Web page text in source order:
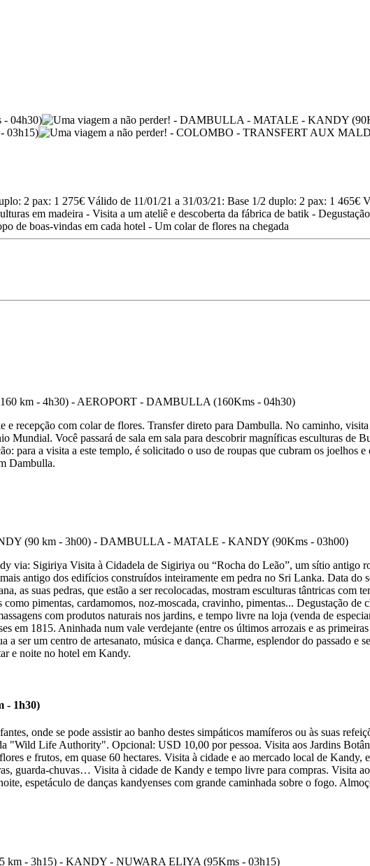
2 pax: 1 275€ Válido de 11/01/21 a 31/03/21: Base 1/2 duplo: 2 pax: 1 465€
em madeira - Visita a um ateliê e descoberta da fábrica de batik -
de boas-vindas em cada hotel - Um colar de flores na chegada
e recepção com colar de flores. Transfer direto para Dambulla. No caminho,
Você passará de sala em sala para descobrir magníficas esculturas de
para a visita a este templo, é solicitado o uso de roupas que cubram os joelhos
Dambulla.
via: Sigiriya Visita à Cidadela de Sigiriya ou “Rocha do Leão”, um sítio antigo
antigo dos edifícios construídos inteiramente em pedra no Sri Lanka. Data
as suas pedras, que estão a ser recolocadas, mostram esculturas tântricas com
pimentas, cardamomos, noz-moscada, cravinho, pimentas... Degustação de
com produtos naturais nos jardins, e tempo livre na loja (venda de
em 1815. Aninhada num vale verdejante (entre os últimos arrozais e as
um centro de artesanato, música e dança. Charme, esplendor do passado e
e noite no hotel em Kandy.
- 1h30)
onde se pode assistir ao banho destes simpáticos mamíferos ou às suas
"Wild Life Authority". Opcional: USD 10,00 por pessoa. Visita aos Jardins
e frutos, em quase 60 hectares. Visita à cidade e ao mercado local de Kandy,
guarda-chuvas… Visita à cidade de Kandy e tempo livre para compras. Visita
espetáculo de danças kandyenses com grande caminhada sobre o fogo.